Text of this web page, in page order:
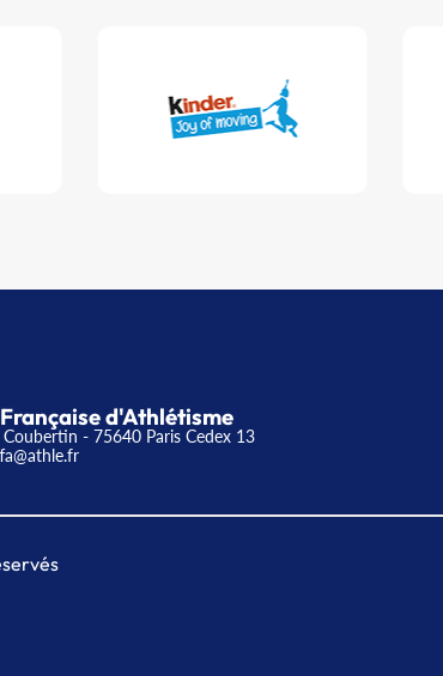
d'Athlétisme
- 75640 Paris Cedex 13